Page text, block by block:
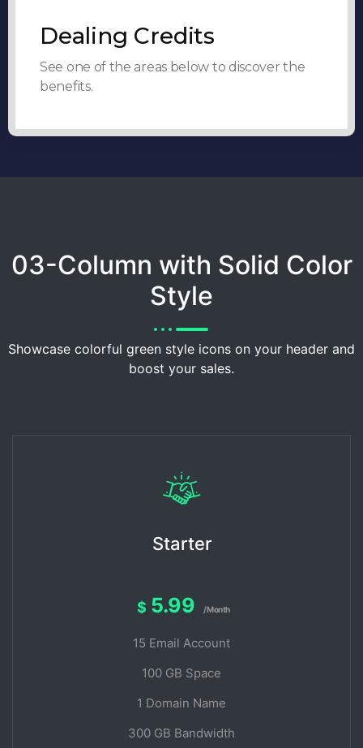
Dealing Credits
See one of the areas below to discover the
benefits.
03-Column with Solid Color
Style
Showcase colorful green style icons on your header and
boost your sales.
Starter
$ 5.99 /Month
15 Email Account
100 GB Space
1 Domain Name
300 GB Bandwidth